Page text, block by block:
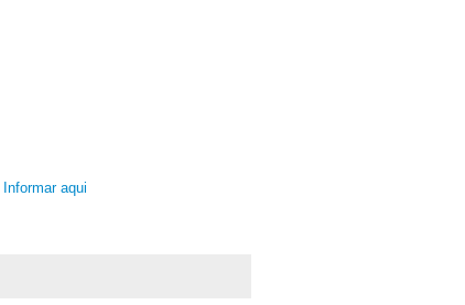
Informar aqui